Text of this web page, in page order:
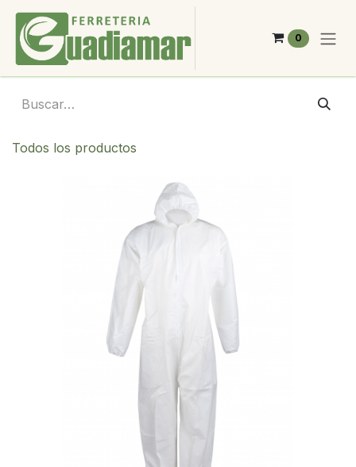
Ir al contenido
0
Todos los productos